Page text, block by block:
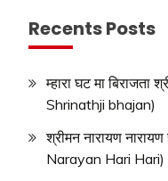
Recents Posts
म्हारा घट मा
Shrinathji bhajan)
श्रीमन नारायण
Narayan Hari Hari)